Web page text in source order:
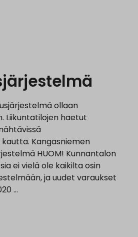
ollaan
Liikuntatilojen haetut
Kangasniemen
HUOM! Kunnantalon
ei vielä ole kaikilta osin
ja uudet varaukset
…